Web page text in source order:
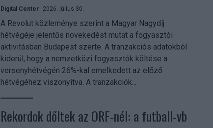
Digital Center 2026. július 30.
A Revolut közleménye szerint a Magyar Nagydíj
hétvégéje jelentős növekedést mutat a fogyasztói
aktivitásban Budapest szerte. A tranzakciós adatokból
kiderül, hogy a nemzetközi fogyasztók költése a
versenyhétvégén 26%-kal emelkedett az előző
hétvégéhez viszonyítva. A tranzakciók...
Rekordok dőltek az ORF-nél: a futball-vb